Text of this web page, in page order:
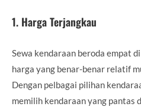
1. Harga Terjangkau
Sewa kendaraan beroda empat
harga yang benar-benar relatif
Dengan pelbagai pilihan
memilih kendaraan yang pantas